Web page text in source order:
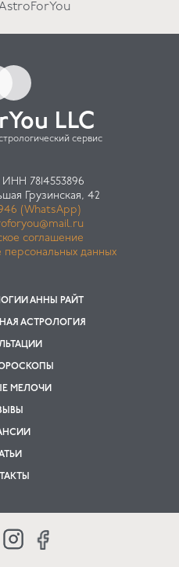
LLC
сервис
7814553896
Грузинская, 42
(WhatsApp)
соглашение
данных
АННЫ РАЙТ
АСТРОЛОГИЯ
МЕЛОЧИ